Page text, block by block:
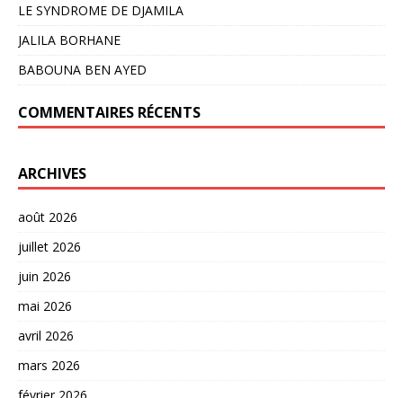
LE SYNDROME DE DJAMILA
JALILA BORHANE
BABOUNA BEN AYED
COMMENTAIRES RÉCENTS
ARCHIVES
août 2026
juillet 2026
juin 2026
mai 2026
avril 2026
mars 2026